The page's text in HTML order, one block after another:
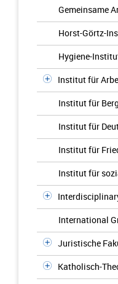
Gemeinsame
Horst-Görtz-
Hygiene-
Institut für
Institut für
Institut für
Institut für
Institut für
International
Juristische
Katholisch-